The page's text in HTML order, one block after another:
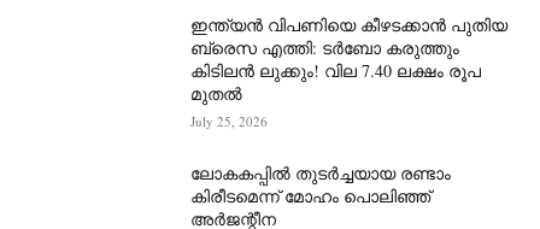
ഇന്ത്യൻ വിപണിയെ കീഴടക്കാന്‍ പുതിയ
ബ്രെസ എത്തി: ടർബോ കരുത്തും
കിടിലൻ ലുക്കും! വില 7.40 ലക്ഷം രൂപ
മുതൽ
July 25, 2026
ലോകകപ്പിൽ തുടർച്ചയായ രണ്ടാം
കിരീടമെന്ന് മോഹം പൊലിഞ്ഞ്
അർ‍ജന്റീന